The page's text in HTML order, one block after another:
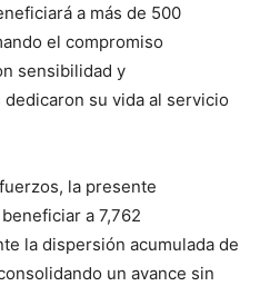
a más de 500
el compromiso
sensibilidad y
su vida al servicio
la presente
a 7,762
la dispersión acumulada de
un avance sin